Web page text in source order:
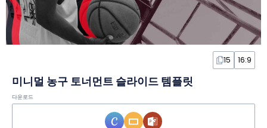
15 16:9
미니멀 농구 토너먼트 슬라이드 템플릿
다운로드